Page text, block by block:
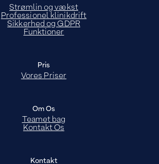
Strømlin og vækst
Professionel klinikdrift
Sikkerhed og GDPR
Funktioner
Pris
Vores Priser
Om Os
Teamet bag
Kontakt Os
Kontakt